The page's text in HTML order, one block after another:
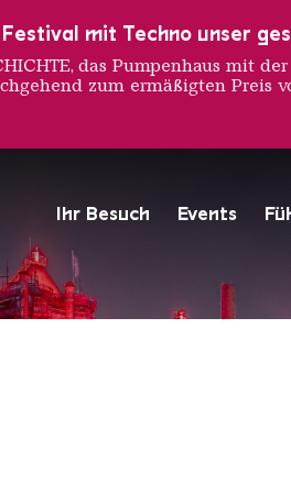
Ihr Besuch Events
Hochofengruppe in Rot
Copyright: Weltkulturerbe
Festival mit Techno unser
das Pumpenhaus mit
zum ermäßigten Preis